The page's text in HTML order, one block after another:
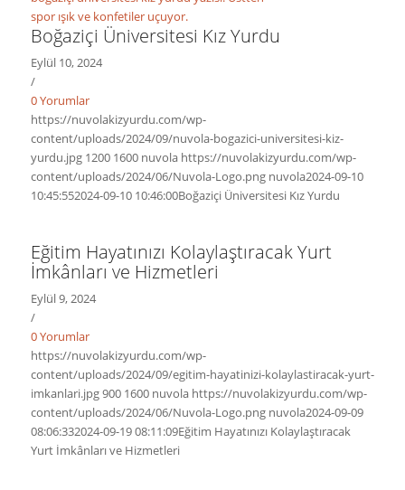
Boğaziçi Üniversitesi Kız Yurdu
Eylül 10, 2024
/
0 Yorumlar
https://nuvolakizyurdu.com/wp-
content/uploads/2024/09/nuvola-bogazici-universitesi-kiz-
yurdu.jpg 1200 1600 nuvola https://nuvolakizyurdu.com/wp-
content/uploads/2024/06/Nuvola-Logo.png nuvola2024-09-10
10:45:552024-09-10 10:46:00Boğaziçi Üniversitesi Kız Yurdu
Eğitim Hayatınızı Kolaylaştıracak Yurt
İmkânları ve Hizmetleri
Eylül 9, 2024
/
0 Yorumlar
https://nuvolakizyurdu.com/wp-
content/uploads/2024/09/egitim-hayatinizi-kolaylastiracak-yurt-
imkanlari.jpg900 1600 nuvola https://nuvolakizyurdu.com/wp-
content/uploads/2024/06/Nuvola-Logo.png nuvola2024-09-09
08:06:332024-09-19 08:11:09Eğitim Hayatınızı Kolaylaştıracak
Yurt İmkânları ve Hizmetleri